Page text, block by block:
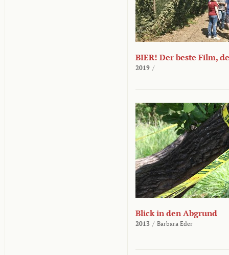
BIER! Der beste Film,
2019 /
Blick in den Abgrund
2013 / Barbara Eder